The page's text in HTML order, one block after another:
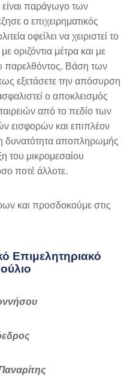
είναι παράγωγο των
ο επιχειρηματικός
οφείλει να χειριστεί το
οριζόντια μέτρα και με
παρελθόντος. Βάση των
εξετάσετε την απόσυρση
ο αποκλεισμός
από το πεδίο των
εισφορών και επιπλέον
δυνατότητα αποπληρωμής
του μικρομεσαίου
ποτέ άλλοτε.
και προσδοκούμε στις
Επιμελητηριακό
ίτης